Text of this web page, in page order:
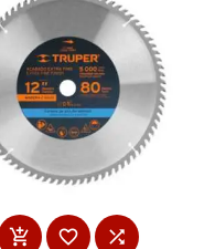
  